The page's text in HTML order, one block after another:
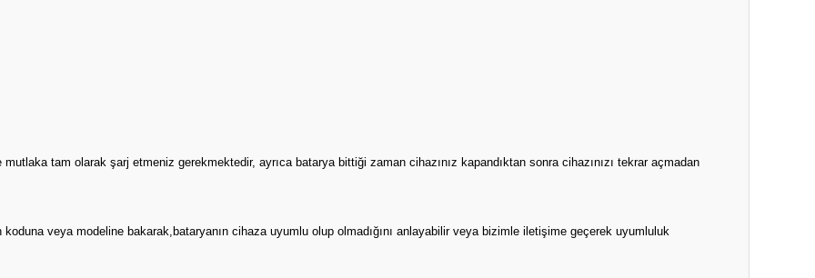
mutlaka tam olarak şarj etmeniz gerekmektedir, ayrıca batarya bittiği zaman cihazınız kapandıktan sonra cihazınızı tekrar açmadan
koduna veya modeline bakarak,bataryanın cihaza uyumlu olup olmadığını anlayabilir veya bizimle iletişime geçerek uyumluluk